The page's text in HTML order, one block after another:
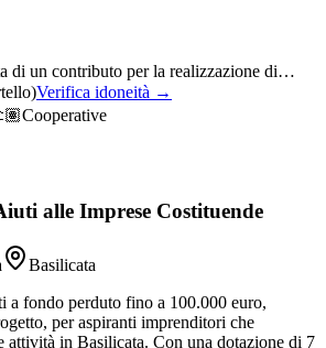
di un contributo per la realizzazione di…
Verifica idoneità →
Cooperative
alle Imprese Costituende
Basilicata
a fondo perduto fino a 100.000 euro,
per aspiranti imprenditori che
attività in Basilicata. Con una dotazione di 7